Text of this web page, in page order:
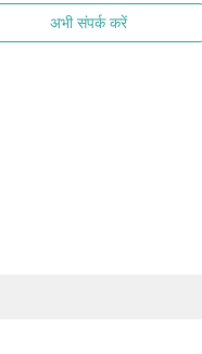
अभी संपर्क करें